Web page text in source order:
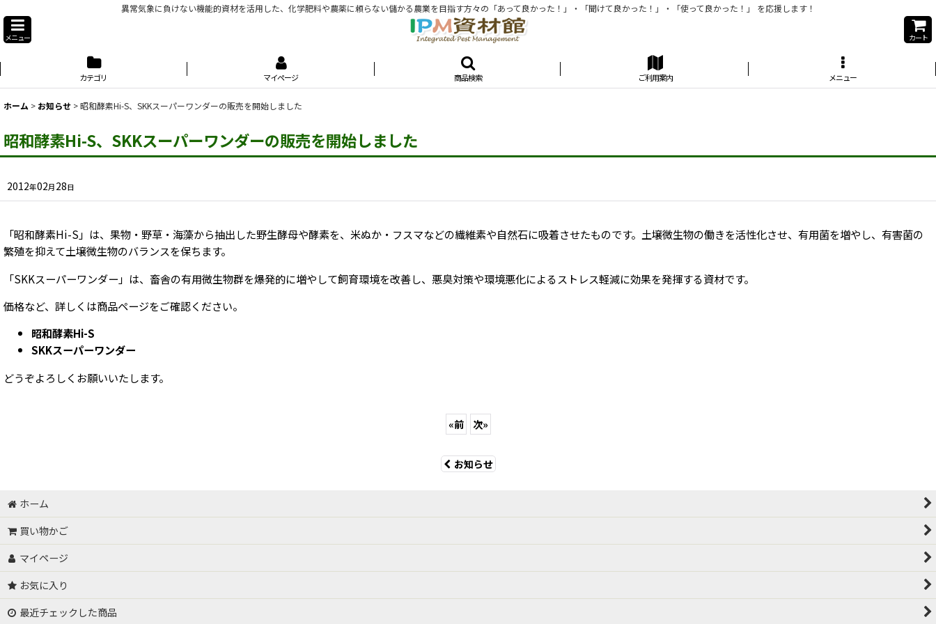
異常気象に負けない機能的資材を活用した、化学肥料や農薬に頼らない儲かる農業を目指す方々の「あって良かった！」・「聞けて良かった！」・「使って良かった！」 を応援します！
メニュー カート
カテゴリ マイページ 商品検索 ご利用案内 メニュー
ホーム > お知らせ >昭和酵素Hi-S、SKKスーパーワンダーの販売を開始しました
昭和酵素Hi-S、SKKスーパーワンダーの販売を開始しました
2012年02月28日
「昭和酵素Hi-S」は、果物・野草・海藻から抽出した野生酵母や酵素を、米ぬか・フスマなどの繊維素や自然石に吸着させたものです。土壌微生物の働きを活性化させ、有用菌を増やし、有害菌の
繁殖を抑えて土壌微生物のバランスを保ちます。
「SKKスーパーワンダー」は、畜舎の有用微生物群を爆発的に増やして飼育環境を改善し、悪臭対策や環境悪化によるストレス軽減に効果を発揮する資材です。
価格など、詳しくは商品ページをご確認ください。
昭和酵素Hi-S
SKKスーパーワンダー
どうぞよろしくお願いいたします。
«前 次»
お知らせ
ホーム
買い物かご
マイページ
お気に入り
最近チェックした商品